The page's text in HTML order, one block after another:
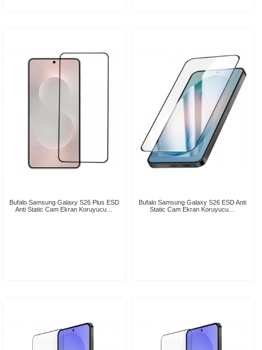
Bufalo Samsung Galaxy S26 Plus ESD
Anti Static Cam Ekran Koruyucu…
Bufalo Samsung Galaxy S26 ESD Anti
Static Cam Ekran Koruyucu…